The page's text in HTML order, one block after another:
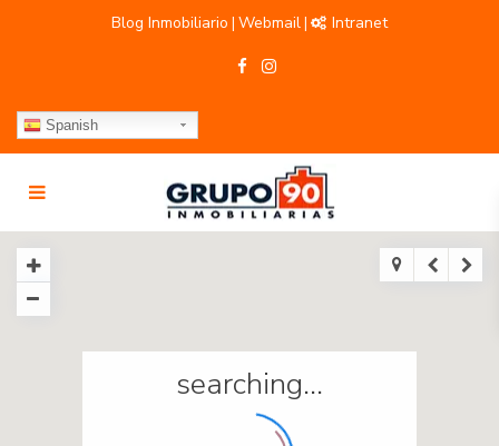
Blog Inmobiliario | Webmail| Intranet
Spanish
searching...